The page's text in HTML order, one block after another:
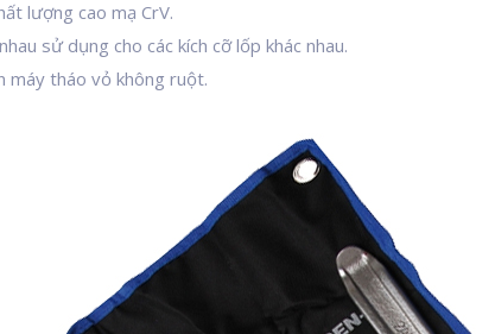
lượng cao mạ CrV.
sử dụng cho các kích cỡ lốp khác nhau.
tháo vỏ không ruột.